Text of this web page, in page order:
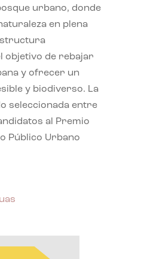
urbano, donde
en plena
objetivo de rebajar
y ofrecer un
y biodiverso. La
seleccionada entre
al Premio
Público Urbano